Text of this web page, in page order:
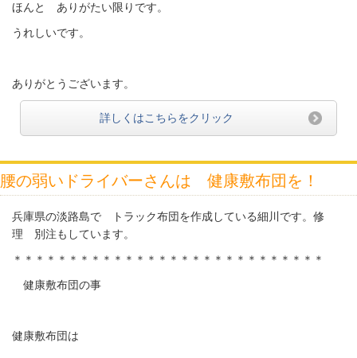
ほんと ありがたい限りです。
うれしいです。
ありがとうございます。
詳しくはこちらをクリック
腰の弱いドライバーさんは 健康敷布団を！
兵庫県の淡路島で トラック布団を作成している細川です。修
理 別注もしています。
＊＊＊＊＊＊＊＊＊＊＊＊＊＊＊＊＊＊＊＊＊＊＊＊＊＊＊＊
健康敷布団の事
健康敷布団は